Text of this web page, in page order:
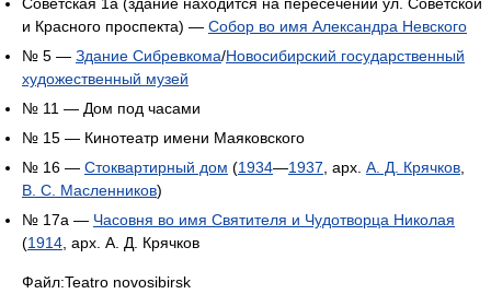
и Красного проспекта) — Собор во имя Александра Невского
№ 5 — Здание Сибревкома/Новосибирский государственный
художественный музей
№ 11 — Дом под часами
№ 15 — Кинотеатр имени Маяковского
№ 16 — Стоквартирный дом (1934—1937 , арх. А. Д. Крячков
В. С. Масленников)
№ 17а — Часовня во имя Святителя и Чудотворца Николая
(1914 , арх. А. Д. Крячков
Файл:Teatro novosibirsk